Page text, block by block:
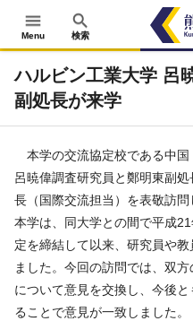
menu
Menu
search
検索
ハルビン工業大学 呂
副処長が来学
本学の交流協定校である中
呂暁偉調査研究員と鄭明東副
長（国際交流担当）を表敬訪問
本学は、同大学との間で平成
定を締結して以来、研究員や
ました。今回の訪問では、双
について意見を交換し、今後
ることで意見が一致しました。